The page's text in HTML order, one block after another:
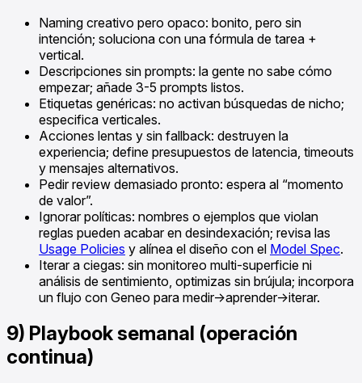
Naming creativo pero opaco: bonito, pero sin
intención; soluciona con una fórmula de tarea +
vertical.
Descripciones sin prompts: la gente no sabe cómo
empezar; añade 3-5 prompts listos.
Etiquetas genéricas: no activan búsquedas de nicho;
especifica verticales.
Acciones lentas y sin fallback: destruyen la
experiencia; define presupuestos de latencia, timeouts
y mensajes alternativos.
Pedir review demasiado pronto: espera al “momento
de valor”.
Ignorar políticas: nombres o ejemplos que violan
reglas pueden acabar en desindexación; revisa las
Usage Policies y alínea el diseño con el Model Spec.
Iterar a ciegas: sin monitoreo multi-superficie ni
análisis de sentimiento, optimizas sin brújula; incorpora
un flujo con Geneo para medir->aprender->iterar.
9) Playbook semanal (operación
continua)